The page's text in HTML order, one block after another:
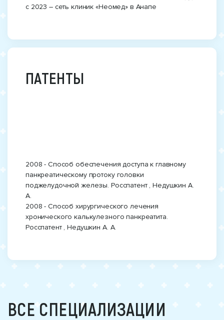
с 2023 – сеть клиник «Неомед» в Анапе
ПАТЕНТЫ
2008 - Способ обеспечения доступа к главному
панкреатическому протоку головки
поджелудочной железы. Росспатент , Недушкин А.
А.
2008 - Способ хирургического лечения
хронического калькулезного панкреатита.
Росспатент , Недушкин А. А.
ВСЕ СПЕЦИАЛИЗАЦИИ